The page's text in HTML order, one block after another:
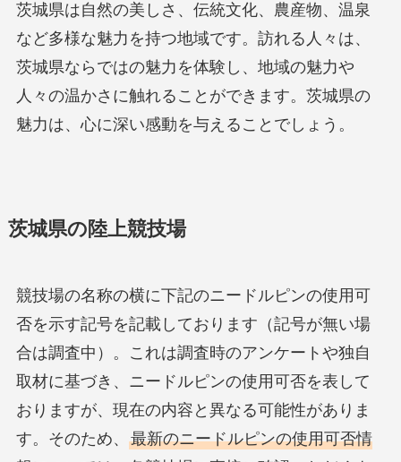
茨城県は自然の美しさ、伝統文化、農産物、温泉
など多様な魅力を持つ地域です。訪れる人々は、
茨城県ならではの魅力を体験し、地域の魅力や
人々の温かさに触れることができます。茨城県の
魅力は、心に深い感動を与えることでしょう。
茨城県の陸上競技場
競技場の名称の横に下記のニードルピンの使用可
否を示す記号を記載しております（記号が無い場
合は調査中）。これは調査時のアンケートや独自
取材に基づき、ニードルピンの使用可否を表して
おりますが、現在の内容と異なる可能性がありま
す。そのため、 最新のニードルピンの使用可否情